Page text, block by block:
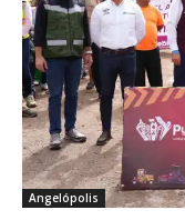
Angelópolis